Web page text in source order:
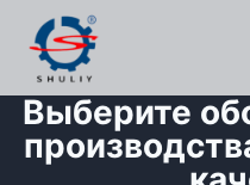
Перейти
содержимому
Выберите